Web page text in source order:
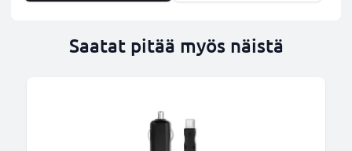
Saatat pitää myös näistä